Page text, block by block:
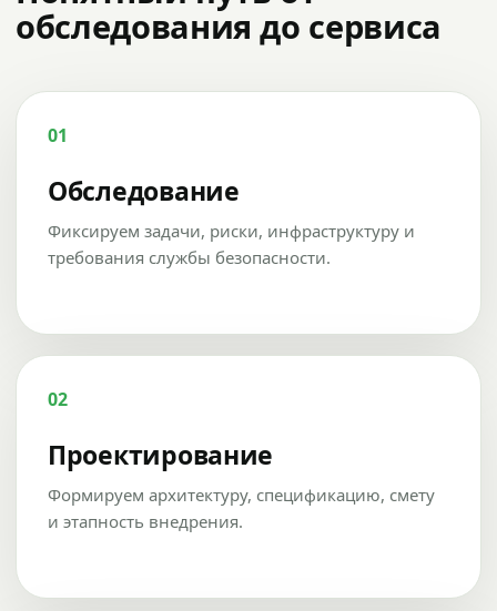
обследования до сервиса
01
Обследование
Фиксируем задачи, риски, инфраструктуру и
требования службы безопасности.
02
Проектирование
Формируем архитектуру, спецификацию, смету
и этапность внедрения.